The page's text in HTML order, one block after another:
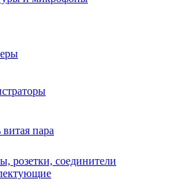
витая пара
розетки, соединители